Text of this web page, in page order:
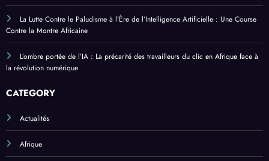
La Lutte Contre le Paludisme à l’Ère de l’Intelligence Artificielle : Une Course
Contre la Montre Africaine
L’ombre portée de l’IA : La précarité des travailleurs du clic en Afrique face à
la révolution numérique
CATEGORY
Actualités
Afrique